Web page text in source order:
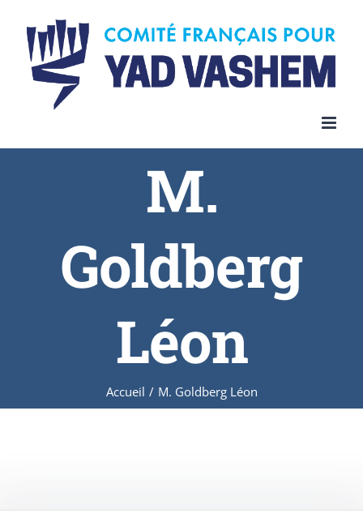
content
M.
Goldberg
Léon
Accueil / M. Goldberg Léon